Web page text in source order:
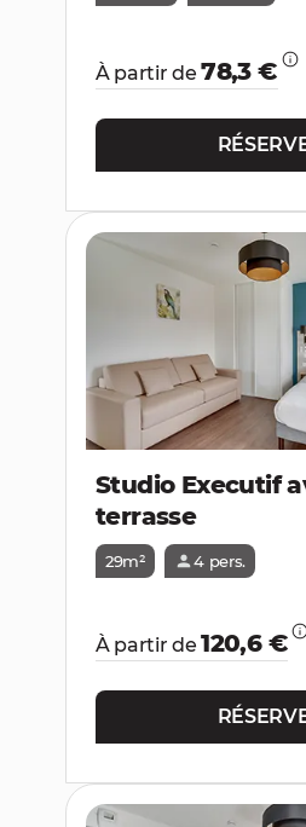
À partir de78,3 €
Studio Executif
terrasse
29m² 4 pers.
À partir de120,6 €